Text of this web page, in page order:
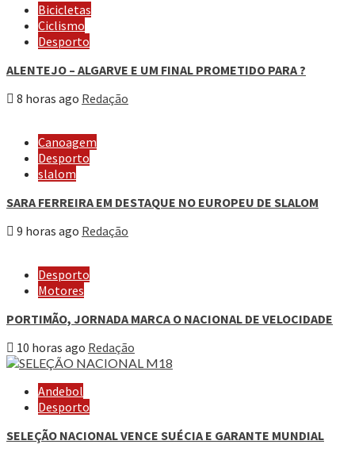
Bicicletas
Ciclismo
Desporto
ALENTEJO – ALGARVE E UM FINAL PROMETIDO PARA ?
8 horas ago Redação
Canoagem
Desporto
slalom
SARA FERREIRA EM DESTAQUE NO EUROPEU DE SLALOM
9 horas ago Redação
Desporto
Motores
PORTIMÃO, JORNADA MARCA O NACIONAL DE VELOCIDADE
10 horas ago Redação
Andebol
Desporto
SELEÇÃO NACIONAL VENCE SUÉCIA E GARANTE MUNDIAL